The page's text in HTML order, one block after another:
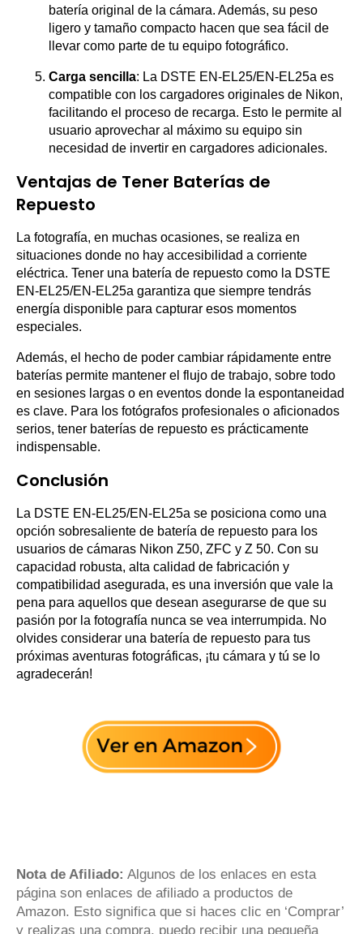
batería original de la cámara. Además, su peso
ligero y tamaño compacto hacen que sea fácil de
llevar como parte de tu equipo fotográfico.
Carga sencilla: La DSTE EN-EL25/EN-EL25a es
compatible con los cargadores originales de Nikon,
facilitando el proceso de recarga. Esto le permite al
usuario aprovechar al máximo su equipo sin
necesidad de invertir en cargadores adicionales.
Ventajas de Tener Baterías de
Repuesto
La fotografía, en muchas ocasiones, se realiza en
situaciones donde no hay accesibilidad a corriente
eléctrica. Tener una batería de repuesto como la DSTE
EN-EL25/EN-EL25a garantiza que siempre tendrás
energía disponible para capturar esos momentos
especiales.
Además, el hecho de poder cambiar rápidamente entre
baterías permite mantener el flujo de trabajo, sobre todo
en sesiones largas o en eventos donde la espontaneidad
es clave. Para los fotógrafos profesionales o aficionados
serios, tener baterías de repuesto es prácticamente
indispensable.
Conclusión
La DSTE EN-EL25/EN-EL25a se posiciona como una
opción sobresaliente de batería de repuesto para los
usuarios de cámaras Nikon Z50, ZFC y Z 50. Con su
capacidad robusta, alta calidad de fabricación y
compatibilidad asegurada, es una inversión que vale la
pena para aquellos que desean asegurarse de que su
pasión por la fotografía nunca se vea interrumpida. No
olvides considerar una batería de repuesto para tus
próximas aventuras fotográficas, ¡tu cámara y tú se lo
agradecerán!
Nota de Afiliado: Algunos de los enlaces en esta
página son enlaces de afiliado a productos de
Amazon. Esto significa que si haces clic en ‘Comprar’
y realizas una compra, puedo recibir una pequeña